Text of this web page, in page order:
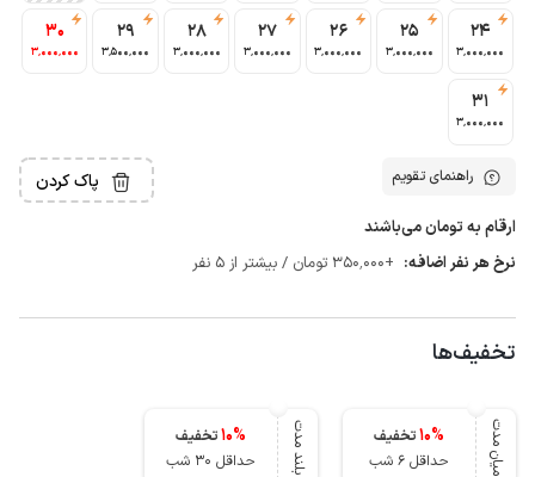
24
3٬000٬000
25
3٬000٬000
26
3٬000٬000
27
3٬000٬000
28
3٬000٬000
29
3٬500٬000
30
3٬000٬000
31
3٬000٬000
راهنمای تقویم پاک کردن
ارقام به تومان می‌باشند
نرخ هر نفر اضافه: +350٬000 تومان / بیشتر از 5 نفر
تخفیف‌ها
میان مدت 10%
تخفیف
حداقل 6 شب
بلند مدت 10%
تخفیف
حداقل 30 شب